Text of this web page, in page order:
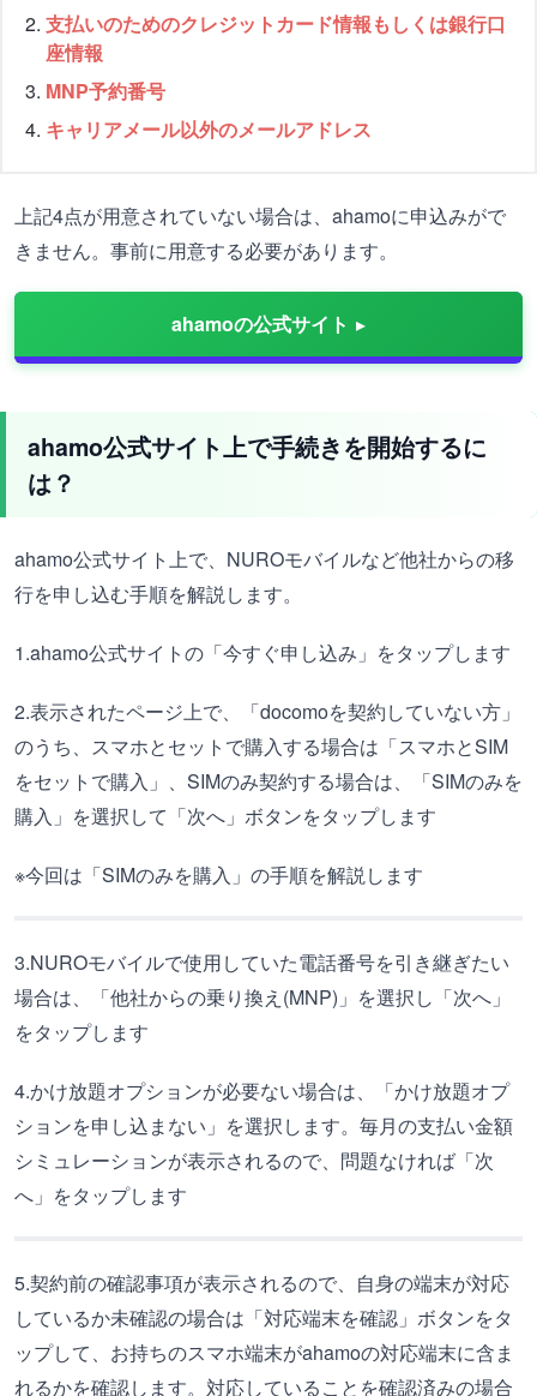
支払いのためのクレジットカード情報もしくは銀行口
座情報
MNP予約番号
キャリアメール以外のメールアドレス
上記4点が用意されていない場合は、ahamoに申込みがで
きません。事前に用意する必要があります。
ahamoの公式サイト
ahamo公式サイト上で手続きを開始するに
は？
ahamo公式サイト上で、NUROモバイルなど他社からの移
行を申し込む手順を解説します。
1.ahamo公式サイトの「今すぐ申し込み」をタップします
2.表示されたページ上で、「docomoを契約していない方」
のうち、スマホとセットで購入する場合は「スマホとSIM
をセットで購入」、SIMのみ契約する場合は、「SIMのみを
購入」を選択して「次へ」ボタンをタップします
※今回は「SIMのみを購入」の手順を解説します
3.NUROモバイルで使用していた電話番号を引き継ぎたい
場合は、「他社からの乗り換え(MNP)」を選択し「次へ」
をタップします
4.かけ放題オプションが必要ない場合は、「かけ放題オプ
ションを申し込まない」を選択します。毎月の支払い金額
シミュレーションが表示されるので、問題なければ「次
へ」をタップします
5.契約前の確認事項が表示されるので、自身の端末が対応
しているか未確認の場合は「対応端末を確認」ボタンをタ
ップして、お持ちのスマホ端末がahamoの対応端末に含ま
れるかを確認します。対応していることを確認済みの場合